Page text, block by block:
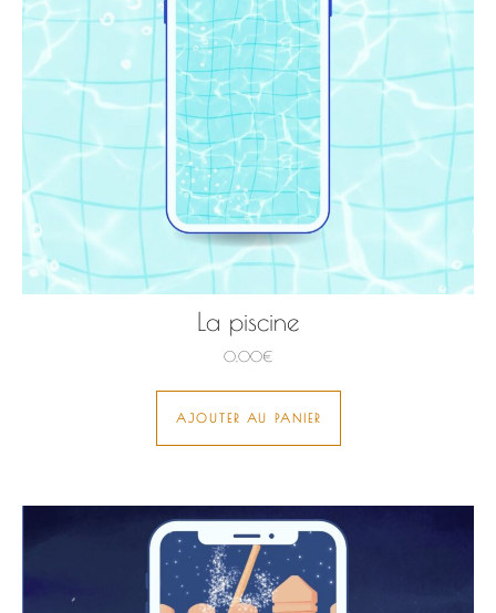
La piscine
0,00€
AJOUTER AU PANIER